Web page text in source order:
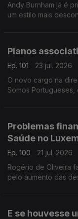
Andy Burnham já é
um estilo mais
Planos
Ep. 101
23 jul. 2026
O novo cargo na
Somos
Problemas
Saúde no
Ep. 100
21 jul. 2026
Rogério de Oliveira
pelo aumento das
E se houvesse